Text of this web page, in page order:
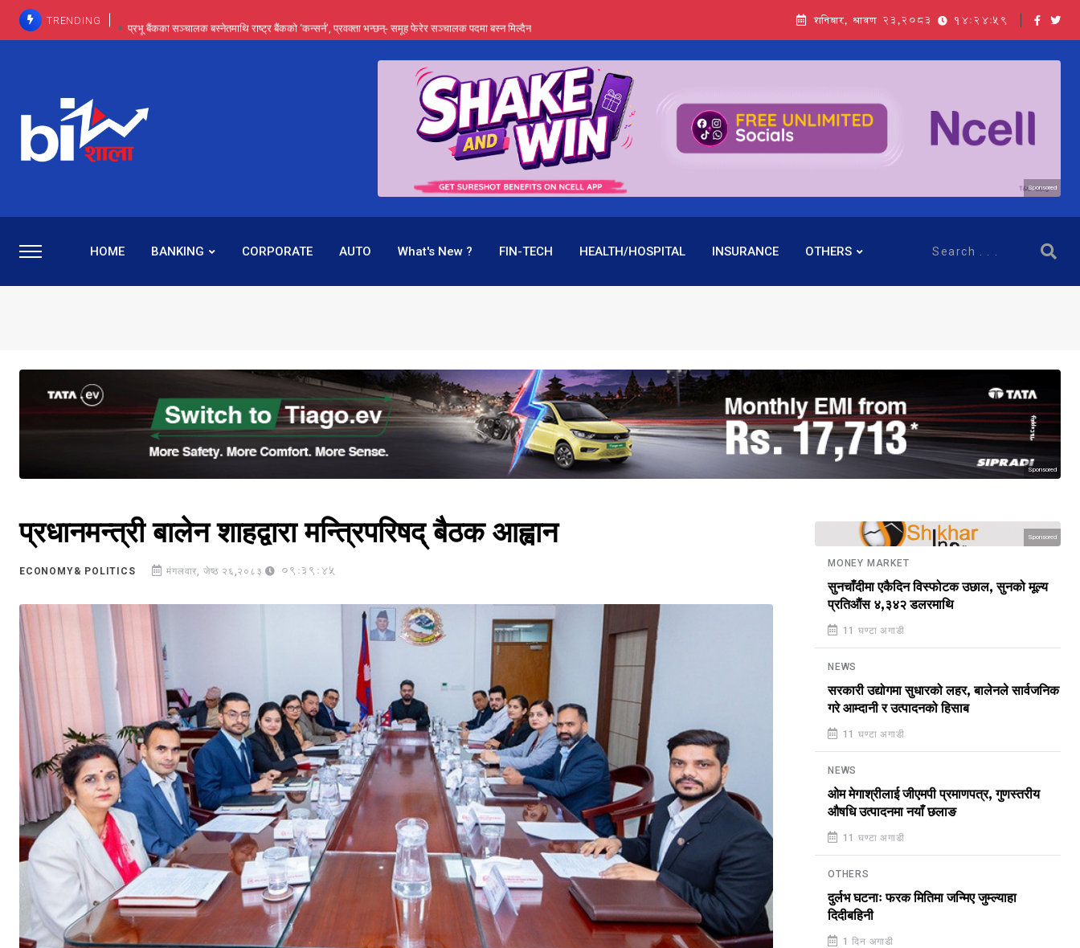
TRENDING प्रभू बैंकका सञ्चालक बस्नेतमाथि राष्ट्र बैंकको ‘कन्सर्न’, प्रवक्ता भन्छन्- समूह फेरेर सञ्चालक पदमा बस्न मिल्दैन
प्रभू बैंकमा सेञ्चुरीबाट आएका कर्मचारीमाथि हदैसम्मको विभेदः एउटै पदमा दुई थरि तलब, वर्षमै ९२ हजार घाटा !
कमाइमा गरिमाको दमदार छलाङ, सेयरधनीलाई २० प्रतिशत लाभांश दिने क्षमता
प्रभु बैंकमा रमिता : सर्वसाधारणबाट छिरेका बस्नेत संस्थापक बनेर निरन्तर, राष्ट्र बैंक किन मौन ?
शनिबार, श्रावण २३,२०८३ 14:25:00
Sponsored
HOME BANKING CORPORATE AUTO What's New ? FIN-TECH HEALTH/HOSPITAL INSURANCE OTHERS
Sponsored
प्रधानमन्त्री बालेन शाहद्वारा मन्त्रिपरिषद् बैठक आह्वान
ECONOMY& POLITICS मंगलवार, जेष्ठ २६,२०८३ 09:39:45
Sponsored
MONEY MARKET
सुनचाँदीमा एकैदिन विस्फोटक उछाल, सुनको मूल्य
प्रतिऔंस ४,३४२ डलरमाथि
11 घण्टा अगाडी
NEWS
सरकारी उद्योगमा सुधारको लहर, बालेनले सार्वजनिक
गरे आम्दानी र उत्पादनको हिसाब
11 घण्टा अगाडी
NEWS
ओम मेगाश्रीलाई जीएमपी प्रमाणपत्र, गुणस्तरीय
औषधि उत्पादनमा नयाँ छलाङ
11 घण्टा अगाडी
OTHERS
दुर्लभ घटनाः फरक मितिमा जन्मिए जुम्ल्याहा
दिदीबहिनी
1 दिन अगाडी